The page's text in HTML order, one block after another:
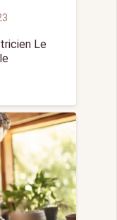
Le